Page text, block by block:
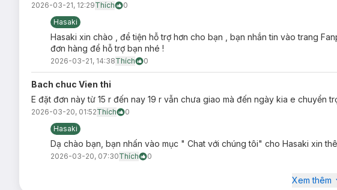
2026-03-21, 12:29Thích
0
Hasaki
Hasaki xin chào , để tiện hỗ trợ hơn cho bạn , bạn nhắn tin vào trang
đơn hàng để hỗ trợ bạn nhé !
2026-03-21, 14:38Thích 0
Bach chuc Vien thi
E đặt đơn này từ 15 r đến nay 19 r vẫn chưa giao mà đến ngày kia e chuyển
2026-03-20, 01:52Thích
0
Hasaki
Dạ chào bạn, bạn nhấn vào mục " Chat với chúng tôi" cho Hasaki xin
2026-03-20, 07:30Thích 0
Xem thêm